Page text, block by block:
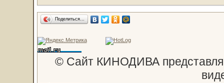
Поделиться…
© Сайт КИНОДИВА